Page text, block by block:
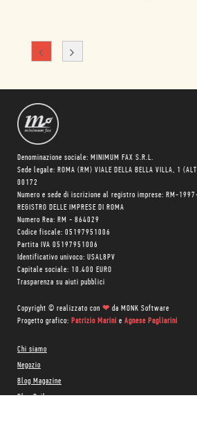
Denominazione sociale: MINIMUM FAX S.R.L.
Sede legale: ROMA (RM) VIALE DELLA BELLA VILLA, 1
00172
Numero e sede di iscrizione al registro imprese: RM-
REGISTRO DELLE IMPRESE DI ROMA
Numero Rea: RM - 864029
Codice fiscale: 05197951006
Partita IVA 05197951006
Identificativo univoco: USAL8PV
Capitale sociale: 10.400 EURO
Trasparenza su aiuti pubblici
Copyright © realizzato con ❤ da MONK Software
Progetto grafico: Patrizio Marini e Agnese Pagliarini
Chi siamo
Negozio
Blog Magazine
Blog Daily